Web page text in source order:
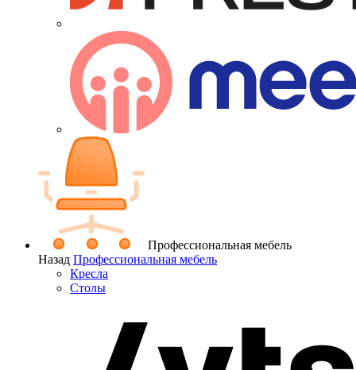
Профессиональная мебель
Назад Профессиональная мебель
Кресла
Столы